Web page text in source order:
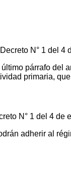
N° 1 del
párrafo del
primaria,
N° 1 del 4 de
adherir al